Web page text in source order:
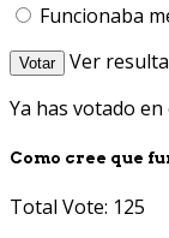
Funcionaba
Votar
Ver
Ya has votado
Como cree que
Total Vote: 125